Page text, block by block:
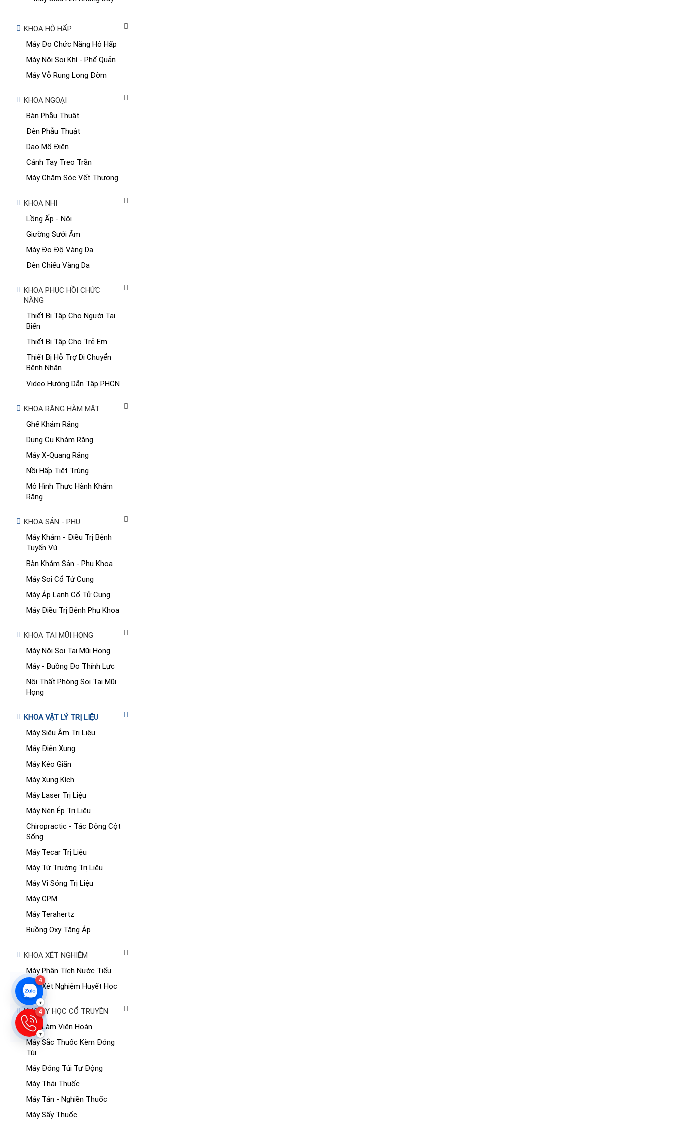
KHOA HÔ HẤP
Máy Đo Chức Năng Hô Hấp
Máy Nội Soi Khí - Phế Quản
Máy Vỗ Rung Long Đờm
KHOA NGOẠI
Bàn Phẫu Thuật
Đèn Phẫu Thuật
Dao Mổ Điện
Cánh Tay Treo Trần
Máy Chăm Sóc Vết Thương
KHOA NHI
Lồng Ấp - Nôi
Giường Sưởi Ấm
Máy Đo Độ Vàng Da
Đèn Chiếu Vàng Da
KHOA PHỤC HỒI CHỨC
NĂNG
Thiết Bị Tập Cho Người Tai
Biến
Thiết Bị Tập Cho Trẻ Em
Thiết Bị Hỗ Trợ Di Chuyển
Bệnh Nhân
Video Hướng Dẫn Tập PHCN
KHOA RĂNG HÀM MẶT
Ghế Khám Răng
Dụng Cụ Khám Răng
Máy X-Quang Răng
Nồi Hấp Tiệt Trùng
Mô Hình Thực Hành Khám
Răng
KHOA SẢN - PHỤ
Máy Khám - Điều Trị Bệnh
Tuyến Vú
Bàn Khám Sản - Phụ Khoa
Máy Soi Cổ Tử Cung
Máy Áp Lạnh Cổ Tử Cung
Máy Điều Trị Bệnh Phụ Khoa
KHOA TAI MŨI HỌNG
Máy Nội Soi Tai Mũi Họng
Máy - Buồng Đo Thính Lực
Nội Thất Phòng Soi Tai Mũi
Họng
KHOA VẬT LÝ TRỊ LIỆU
Máy Siêu Âm Trị Liệu
Máy Điện Xung
Máy Kéo Giãn
Máy Xung Kích
Máy Laser Trị Liệu
Máy Nén Ép Trị Liệu
Chiropractic - Tác Động Cột
Sống
Máy Tecar Trị Liệu
Máy Từ Trường Trị Liệu
Máy Vi Sóng Trị Liệu
Máy CPM
Máy Terahertz
Buồng Oxy Tăng Áp
KHOA XÉT NGHIỆM
Máy Phân Tích Nước Tiểu
Máy Xét Nghiệm Huyết Học
KHOA Y HỌC CỔ TRUYỀN
Máy Làm Viên Hoàn
Máy Sắc Thuốc Kèm Đóng
Túi
Máy Đóng Túi Tự Động
Máy Thái Thuốc
Máy Tán - Nghiền Thuốc
Máy Sấy Thuốc
4
▾
4
▾